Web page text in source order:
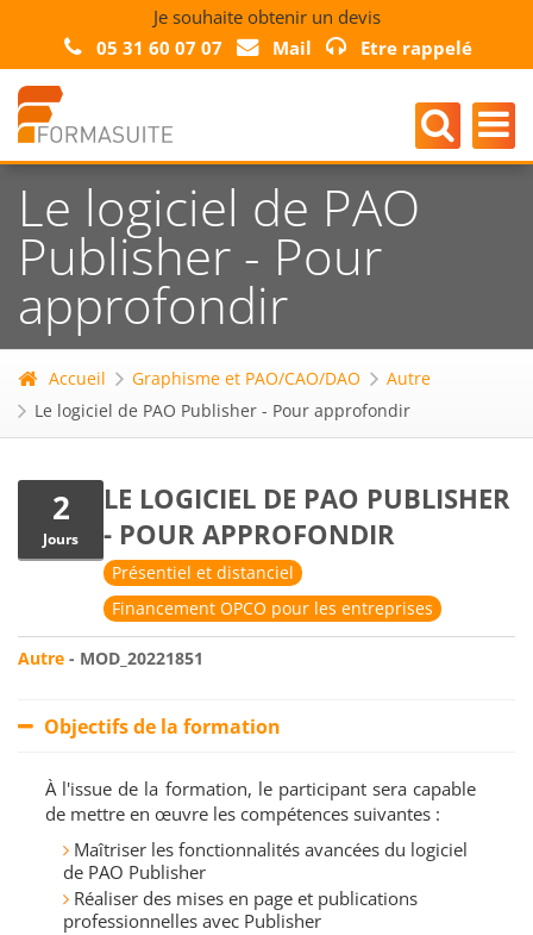
Je souhaite obtenir un devis
05 31 60 07 07
Mail Etre rappelé
Le logiciel de PAO
Publisher - Pour
approfondir
Accueil Graphisme et PAO/CAO/DAO
Autre
Le logiciel de PAO Publisher - Pour approfondir
2
Jours
LE LOGICIEL DE PAO PUBLISHER
- POUR APPROFONDIR
Présentiel et distanciel
Financement OPCO pour les entreprises
Autre - MOD_20221851
Objectifs de la formation
À l'issue de la formation, le participant sera capable
de mettre en œuvre les compétences suivantes :
Maîtriser les fonctionnalités avancées du logiciel
de PAO Publisher
Réaliser des mises en page et publications
professionnelles avec Publisher